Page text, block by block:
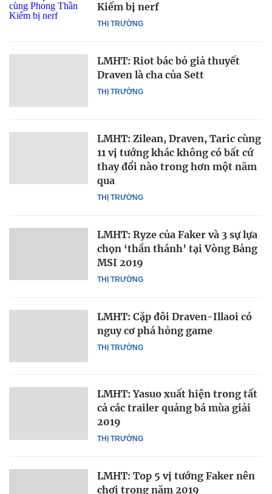
THỊ TRƯỜNG
Kiếm bị nerf
THỊ TRƯỜNG
LMHT: Riot bác bỏ giả thuyết
Draven là cha của Sett
THỊ TRƯỜNG
LMHT: Zilean, Draven, Taric cùng
11 vị tướng khác không có bất cứ
thay đổi nào trong hơn một năm
qua
THỊ TRƯỜNG
LMHT: Ryze của Faker và 3 sự lựa
chọn ‘thần thánh’ tại Vòng Bảng
MSI 2019
THỊ TRƯỜNG
LMHT: Cặp đôi Draven-Illaoi có
nguy cơ phá hỏng game
THỊ TRƯỜNG
LMHT: Yasuo xuất hiện trong tất
cả các trailer quảng bá mùa giải
2019
LMHT: Top 5 vị tướng Faker nên
chơi trong năm 2019